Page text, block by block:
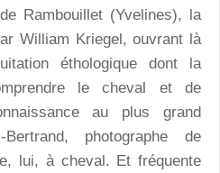
Rambouillet (Yvelines), la
William Kriegel, ouvrant là
éthologique dont la
le cheval et de
au plus grand
photographe de
lui, à cheval. Et fréquente